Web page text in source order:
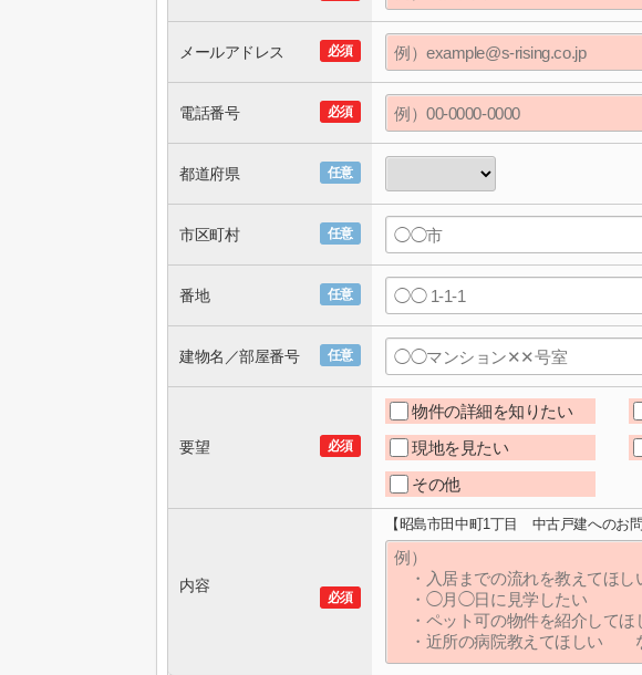
必須
メールアドレス
必須
電話番号
任意
都道府県
任意
市区町村
任意
番地
任意
建物名／部屋番号
必須
要望
物件の詳細を知りたい
現地を見たい
その他
必須
内容
【昭島市田中町1丁目 中古戸建へのお問